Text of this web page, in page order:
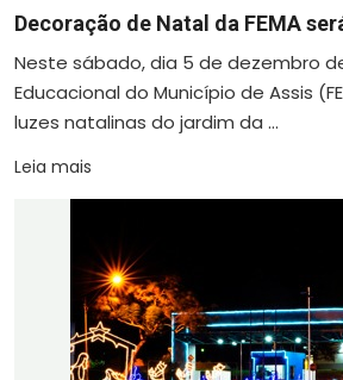
Decoração de Natal da FEMA
Neste sábado, dia 5 de dezembro
Educacional do Município de Assis
luzes natalinas do jardim da ...
Leia mais